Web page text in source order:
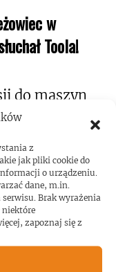
z
jak pliki cookie do
o urządzeniu.
dane, m.in.
Brak wyrażenia
niektóre
zapoznaj się z
w
Toola!